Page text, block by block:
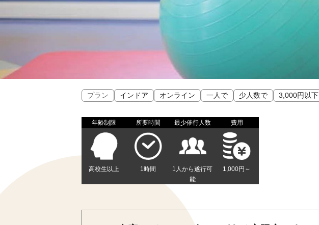
プラン インドア オンライン 一人で 少人数で 3,000円以下
年齢制限
高校生以上
所要時間
1時間
最少催行人数
1人から遂行可
能
費用
1,000円～